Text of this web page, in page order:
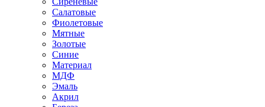
Салатовые
Фиолетовые
Мятные
Золотые
Синие
Материал
МДФ
Эмаль
Акрил